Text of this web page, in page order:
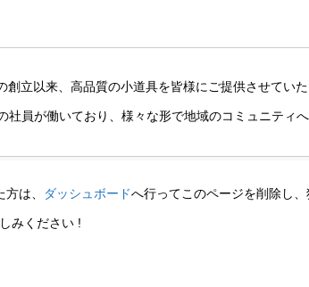
創立以来、高品質の小道具を皆様にご提供させてい
社員が働いており、様々な形で地域のコミュニティへ
は、 ダッシュボードへ行ってこのページを削除し
みください !